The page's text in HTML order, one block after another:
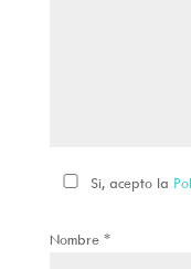
Si, acepto la
Nombre *